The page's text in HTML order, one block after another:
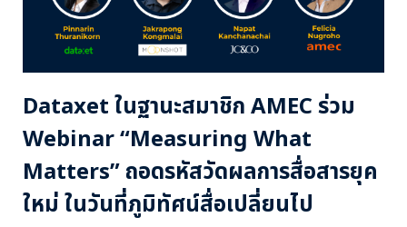
Dataxet ในฐานะสมาชิก AMEC ร่วม
Webinar “Measuring What
Matters” ถอดรหัสวัดผลการสื่อสารยุค
ใหม่ ในวันที่ภูมิทัศน์สื่อเปลี่ยนไป